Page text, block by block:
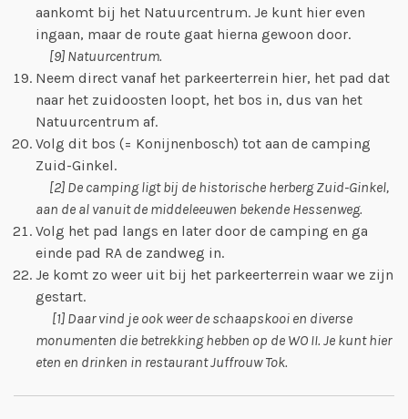
aankomt bij het Natuurcentrum. Je kunt hier even
ingaan, maar de route gaat hierna gewoon door.
[9] Natuurcentrum.
Neem direct vanaf het parkeerterrein hier, het pad dat
naar het zuidoosten loopt, het bos in, dus van het
Natuurcentrum af.
Volg dit bos (= Konijnenbosch) tot aan de camping
Zuid-Ginkel.
[2] De camping ligt bij de historische herberg Zuid-Ginkel,
aan de al vanuit de middeleeuwen bekende Hessenweg.
Volg het pad langs en later door de camping en ga
einde pad RA de zandweg in.
Je komt zo weer uit bij het parkeerterrein waar we zijn
gestart.
[1] Daar vind je ook weer de schaapskooi en diverse
monumenten die betrekking hebben op de WO II. Je kunt hier
eten en drinken in restaurant Juffrouw Tok.